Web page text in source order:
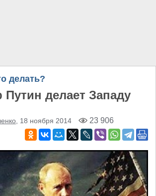
делать?
делает Западу
, 18 ноября 2014 23 906